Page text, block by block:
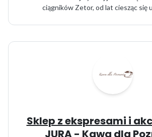
ciągników Zetor, od lat ciesząc się
Sklep z ekspresami i
JURA - Kawa dla